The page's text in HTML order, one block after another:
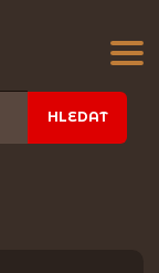
HLEDAT